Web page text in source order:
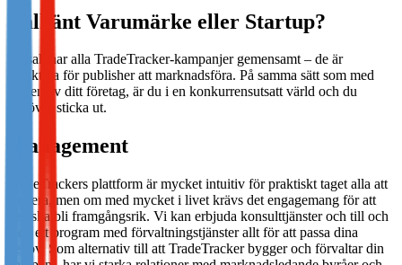
Välkänt Varumärke eller Startup?
En sak har alla TradeTracker-kampanjer gemensamt – de är
attraktiva för publisher att marknadsföra. På samma sätt som med
driften av ditt företag, är du i en konkurrensutsatt värld och du
behöver sticka ut.
Management
TradeTrackers plattform är mycket intuitiv för praktiskt taget alla att
hantera, men om med mycket i livet krävs det engagemang för att
den ska bli framgångsrik. Vi kan erbjuda konsulttjänster och till och
med ett program med förvaltningstjänster allt för att passa dina
behov. Som alternativ till att TradeTracker bygger och förvaltar din